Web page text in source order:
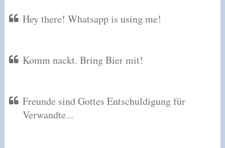
Hey there! Whatsapp is using me!
Komm nackt. Bring Bier mit!
Freunde sind Gottes Entschuldigung für
Verwandte...